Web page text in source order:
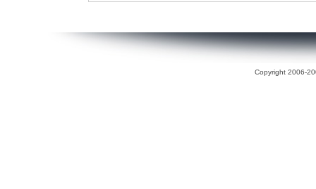
Copyright 2006-